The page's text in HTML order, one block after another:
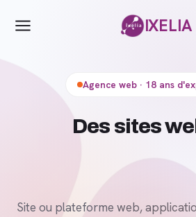
IXELIA
Agence web · 18 ans
D
Site ou plateforme web,